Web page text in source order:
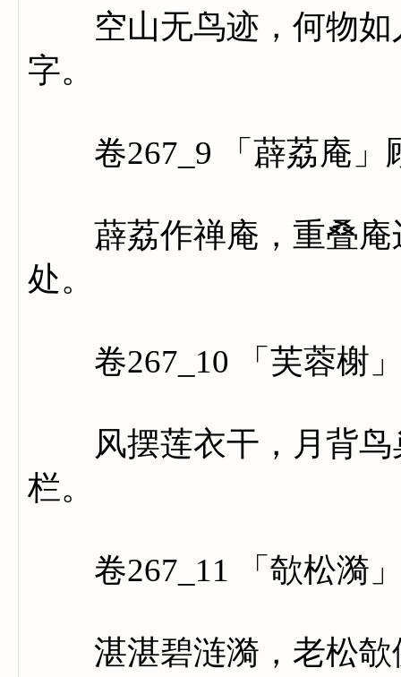
空山无鸟迹，何物如
字。
卷267_9 「薜荔庵」
薜荔作禅庵，重叠庵
处。
卷267_10 「芙蓉榭
风摆莲衣干，月背鸟
栏。
卷267_11 「欹松漪
湛湛碧涟漪，老松欹